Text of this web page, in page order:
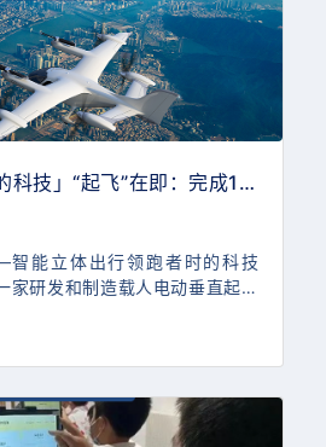
科技」“起飞”在即：完成1亿
，将继续加强研发
能立体出行领跑者时的科技
家研发和制造载人电动垂直起降
活的践行者创办。依托安全可靠
，我们致力于打造绿色可持续的
间的士